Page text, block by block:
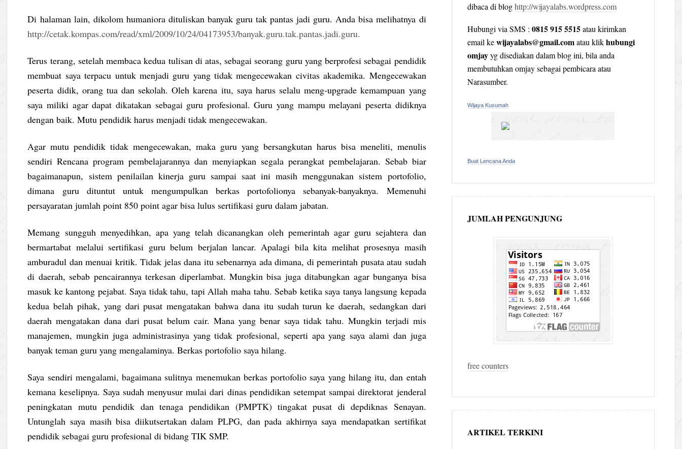
Di halaman lain, dikolom humaniora dituliskan banyak guru tak pantas jadi guru. Anda bisa melihatnya di
http://cetak.kompas.com/read/xml/2009/10/24/04173953/banyak.guru.tak.pantas.jadi.guru.
Terus terang, setelah membaca kedua tulisan di atas, sebagai seorang guru yang berprofesi sebagai pendidik
membuat saya terpacu untuk menjadi guru yang tidak mengecewakan civitas akademika. Mengecewakan
peserta didik, orang tua dan sekolah. Oleh karena itu, saya harus selalu meng-upgrade kemampuan yang
saya miliki agar dapat dikatakan sebagai guru profesional. Guru yang mampu melayani peserta didiknya
dengan baik. Mutu pendidik harus menjadi tidak mengecewakan.
Agar mutu pendidik tidak mengecewakan, maka guru yang bersangkutan harus bisa meneliti, menulis
sendiri Rencana program pembelajarannya dan menyiapkan segala perangkat pembelajaran. Sebab biar
bagaimanapun, sistem penilailan kinerja guru sampai saat ini masih menggunakan sistem portofolio,
dimana guru dituntut untuk mengumpulkan berkas portofolionya sebanyak-banyaknya. Memenuhi
persayaratan jumlah point 850 point agar bisa lulus sertifikasi guru dalam jabatan.
Memang sungguh menyedihkan, apa yang telah dicanangkan oleh pemerintah agar guru sejahtera dan
bermartabat melalui sertifikasi guru belum berjalan lancar. Apalagi bila kita melihat prosesnya masih
amburadul dan menuai kritik. Tidak jelas dana itu sebenarnya ada dimana, di pemerintah pusata atau sudah
di daerah, sebab pencairannya terkesan diperlambat. Mungkin bisa juga ditabungkan agar bunganya bisa
masuk ke kantong pejabat. Saya tidak tahu, tapi Allah maha tahu. Sebab ketika saya tanya langsung kepada
kedua belah pihak, yang dari pusat mengatakan bahwa dana itu sudah turun ke daerah, sedangkan dari
daerah mengatakan dana dari pusat belum cair. Mana yang benar saya tidak tahu. Mungkin terjadi mis
manajemen, mungkin juga administrasinya yang tidak profesional, seperti apa yang saya alami dan juga
banyak teman guru yang mengalaminya. Berkas portofolio saya hilang.
Saya sendiri mengalami, bagaimana sulitnya menemukan berkas portofolio saya yang hilang itu, dan entah
kemana keselipnya. Saya sudah menyusur mulai dari dinas pendidikan setempat sampai direktorat jenderal
peningkatan mutu pendidik dan tenaga pendidikan (PMPTK) tingakat pusat di depdiknas Senayan.
Untunglah saya masih bisa diikutsertakan dalam PLPG, dan pada akhirnya saya mendapatkan sertifikat
pendidik sebagai guru profesional di bidang TIK SMP.
dibaca di bloghttp://wijayalabs.wordpress.com
Hubungi via SMS : 0815 915 5515atau kirimkan
email kewijayalabs@gmail.comatau klikhubungi
omjayyg disediakan dalam blog ini, bila anda
membutuhkan omjay sebagai pembicara atau
Narasumber.
Wijaya Kusumah
Buat Lencana Anda
JUMLAH PENGUNJUNG
free counters
ARTIKEL TERKINI